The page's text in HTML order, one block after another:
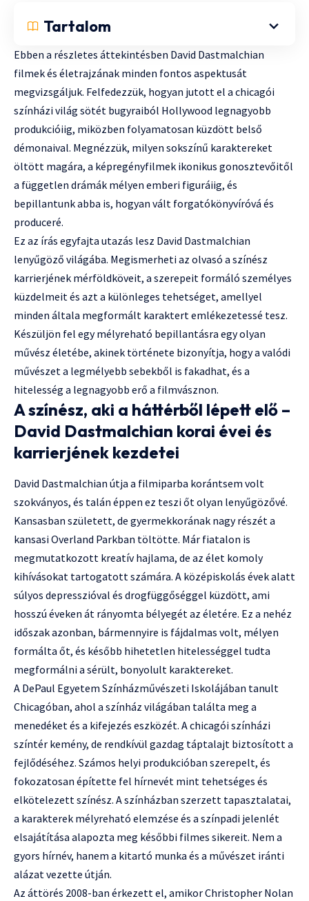
Tartalom
Ebben a részletes áttekintésben David Dastmalchian
filmek és életrajzának minden fontos aspektusát
megvizsgáljuk. Felfedezzük, hogyan jutott el a chicagói
színházi világ sötét bugyraiból Hollywood legnagyobb
produkcióiig, miközben folyamatosan küzdött belső
démonaival. Megnézzük, milyen sokszínű karaktereket
öltött magára, a képregényfilmek ikonikus gonosztevőitől
a független drámák mélyen emberi figuráiig, és
bepillantunk abba is, hogyan vált forgatókönyvíróvá és
produceré.
Ez az írás egyfajta utazás lesz David Dastmalchian
lenyűgöző világába. Megismerheti az olvasó a színész
karrierjének mérföldköveit, a szerepeit formáló személyes
küzdelmeit és azt a különleges tehetséget, amellyel
minden általa megformált karaktert emlékezetessé tesz.
Készüljön fel egy mélyreható bepillantásra egy olyan
művész életébe, akinek története bizonyítja, hogy a valódi
művészet a legmélyebb sebekből is fakadhat, és a
hitelesség a legnagyobb erő a filmvásznon.
A színész, aki a háttérből lépett elő –
David Dastmalchian korai évei és
karrierjének kezdetei
David Dastmalchian útja a filmiparba korántsem volt
szokványos, és talán éppen ez teszi őt olyan lenyűgözővé.
Kansasban született, de gyermekkorának nagy részét a
kansasi Overland Parkban töltötte. Már fiatalon is
megmutatkozott kreatív hajlama, de az élet komoly
kihívásokat tartogatott számára. A középiskolás évek alatt
súlyos depresszióval és drogfüggőséggel küzdött, ami
hosszú éveken át rányomta bélyegét az életére. Ez a nehéz
időszak azonban, bármennyire is fájdalmas volt, mélyen
formálta őt, és később hihetetlen hitelességgel tudta
megformálni a sérült, bonyolult karaktereket.
A DePaul Egyetem Színházművészeti Iskolájában tanult
Chicagóban, ahol a színház világában találta meg a
menedéket és a kifejezés eszközét. A chicagói színházi
színtér kemény, de rendkívül gazdag táptalajt biztosított a
fejlődéséhez. Számos helyi produkcióban szerepelt, és
fokozatosan építette fel hírnevét mint tehetséges és
elkötelezett színész. A színházban szerzett tapasztalatai,
a karakterek mélyreható elemzése és a színpadi jelenlét
elsajátítása alapozta meg későbbi filmes sikereit. Nem a
gyors hírnév, hanem a kitartó munka és a művészet iránti
alázat vezette útján.
Az áttörés 2008-ban érkezett el, amikor Christopher Nolan